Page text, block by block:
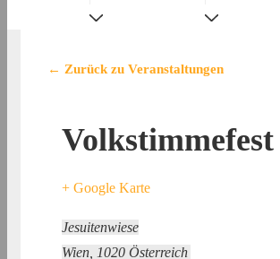
← Zurück zu Veranstaltungen
Volkstimmefest
+ Google Karte
Jesuitenwiese
Wien 1020 Österreich